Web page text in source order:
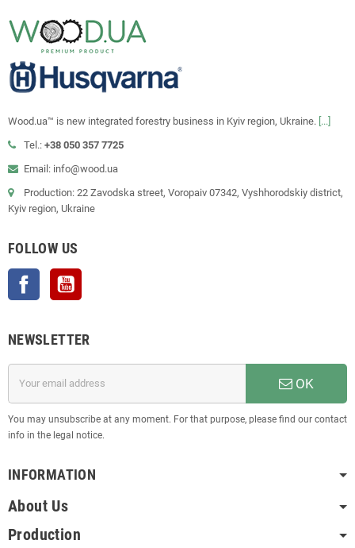
Wood.ua™ is new integrated forestry business in Kyiv region, Ukraine. [...]
Tel.: +38 050 357 7725
Email: info@wood.ua
Production: 22 Zavodska street, Voropaiv 07342, Vyshhorodskiy district,
Kyiv region, Ukraine
FOLLOW US
Facebook
NEWSLETTER
OK
You may unsubscribe at any moment. For that purpose, please find our contact
info in the legal notice.
INFORMATION
About Us
Production